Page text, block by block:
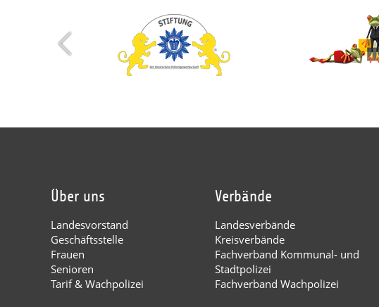
Über uns
Landesvorstand
Geschäftsstelle
Frauen
Senioren
Tarif & Wachpolizei
Verbände
Landesverbände
Kreisverbände
Fachverband Kommunal- und
Stadtpolizei
Fachverband Wachpolizei